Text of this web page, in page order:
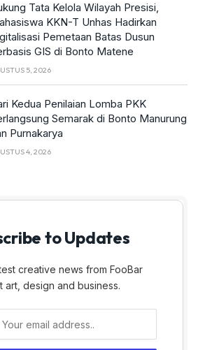
Tata Kelola Wilayah Presisi,
KKN-T Unhas Hadirkan
Pemetaan Batas Dusun
GIS di Bonto Matene
5, 2026
Kedua Penilaian Lomba PKK
Semarak di Bonto Manurung
Purnakarya
4, 2026
to Updates
creative news from FooBar
art, design and business.